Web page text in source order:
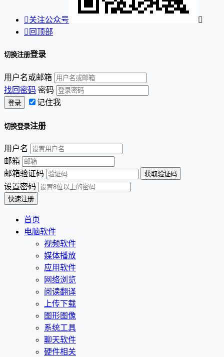
关注公众号

 回顶部
切换注册登录
用户名或邮箱
找回密码 密码
记住我
切换登录注册
用户名
邮箱
邮箱验证码
设置密码
首页
电脑软件
视频软件
媒体播放
应用软件
网络浏览
阅读翻译
上传下载
图形图像
系统工具
聊天软件
硬件相关